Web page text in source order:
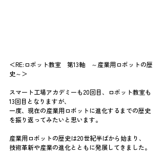
＜RE:ロボット教室　第13軸　～産業用ロボットの歴
史～＞
スマート工場アカデミーも20回目、ロボット教室も
13回目となりますが、
一度、現在の産業用ロボットに進化するまでの歴史
を振り返ってみたいと思います。
産業用ロボットの歴史は20世紀半ばから始まり、
技術革新や産業の進化とともに発展してきました。